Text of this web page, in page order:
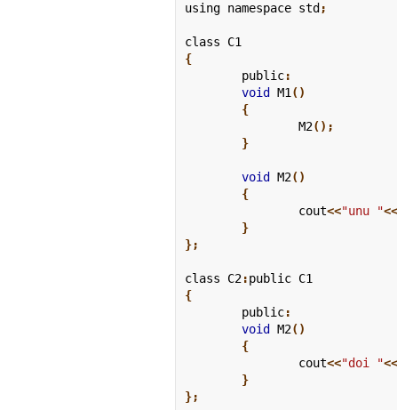
using namespace std ;
class C1
{
	public
:
	void
M1()
	{
		M2
();
	}
	void
M2()
	{
		cout
<<"unu "<<
};
class C2:public C1
{
	public
:
	void
M2()
	{
		cout
<<"doi "<<
};